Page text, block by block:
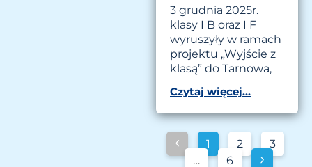
3 grudnia 2025r.
klasy I B oraz I F
wyruszyły w ramach
projektu „Wyjście z
klasą” do Tarnowa,
Czytaj więcej...
‹ 1 2
3
…
6 ›